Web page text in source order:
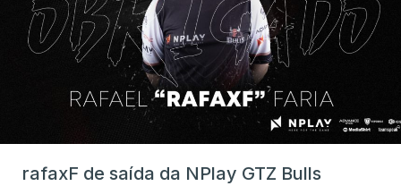
rafaxF de saída da NPlay GTZ Bulls